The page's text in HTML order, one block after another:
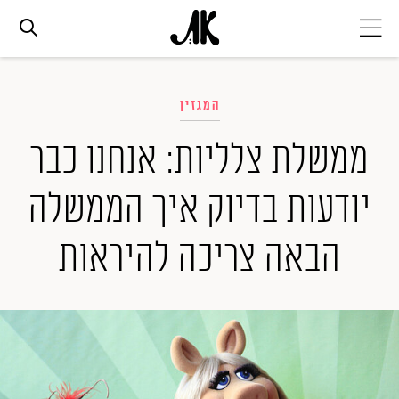
אופנה
ביוטי
סלבס
ערוצים נוספים
המגזין
המגזין
ממשלת צלליות: אנחנו כבר
יודעות בדיוק איך הממשלה
הבאה צריכה להיראות